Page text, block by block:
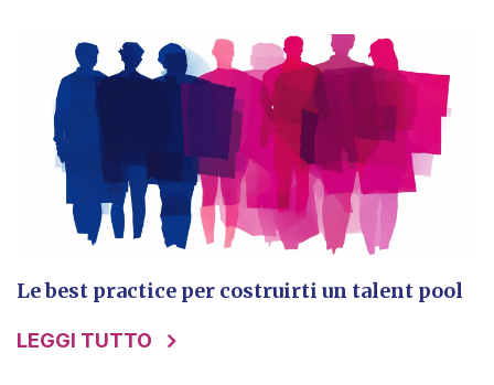
Le best practice per costruirti un talent pool
LEGGI TUTTO